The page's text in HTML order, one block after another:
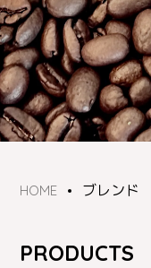
HOME ブレンド
PRODUCTS